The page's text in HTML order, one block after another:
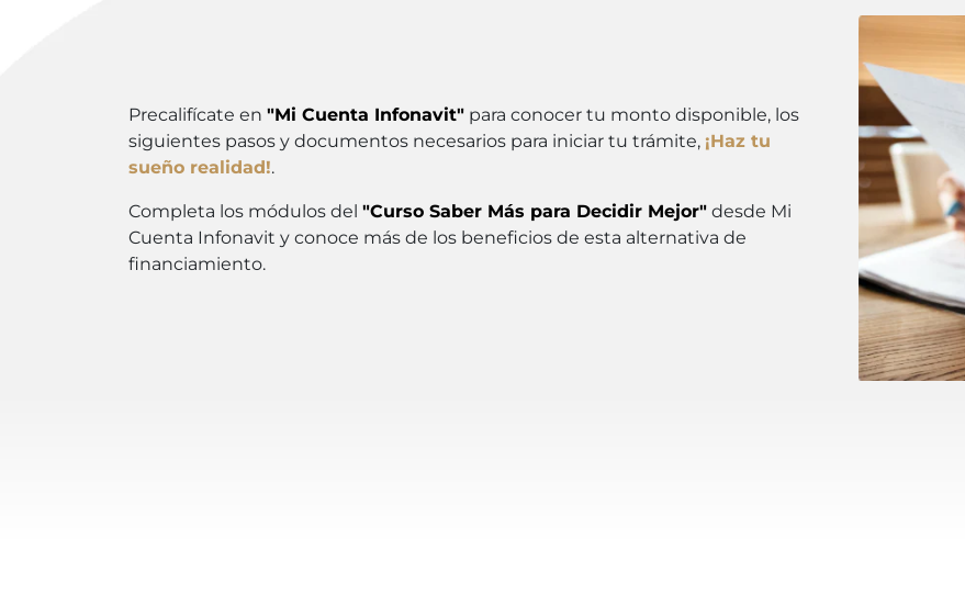
Precalifícate en "Mi Cuenta Infonavit" para conocer tu monto disponible, los
siguientes pasos y documentos necesarios para iniciar tu trámite, ¡Haz tu
sueño realidad!.
Completa los módulos del "Curso Saber Más para Decidir Mejor" desde Mi
Cuenta Infonavit y conoce más de los beneficios de esta alternativa de
financiamiento.